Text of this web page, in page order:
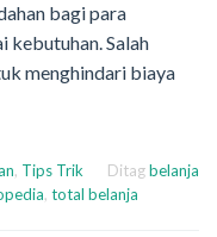
bagi para
kebutuhan. Salah
menghindari biaya
, Tips Trik Ditagbelanja
, total belanja